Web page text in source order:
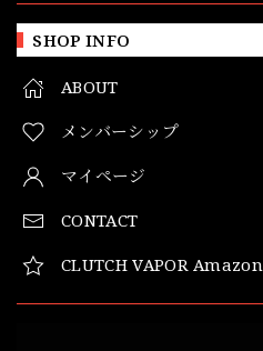
SHOP INFO
ABOUT
メンバーシップ
マイページ
CONTACT
CLUTCH VAPOR Amazon